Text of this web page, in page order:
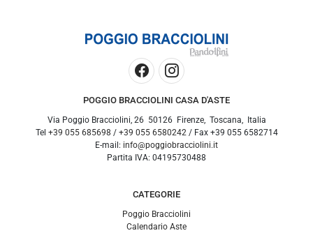
POGGIO BRACCIOLINI CASA D'ASTE
Via Poggio Bracciolini, 26 50126 Firenze, Toscana
Italia
Tel +39 055 685698 / +39 055 6580242 / Fax +39 055 6582714
E-mail: info@poggiobracciolini.it
Partita IVA: 04195730488
CATEGORIE
Poggio Bracciolini
Calendario Aste